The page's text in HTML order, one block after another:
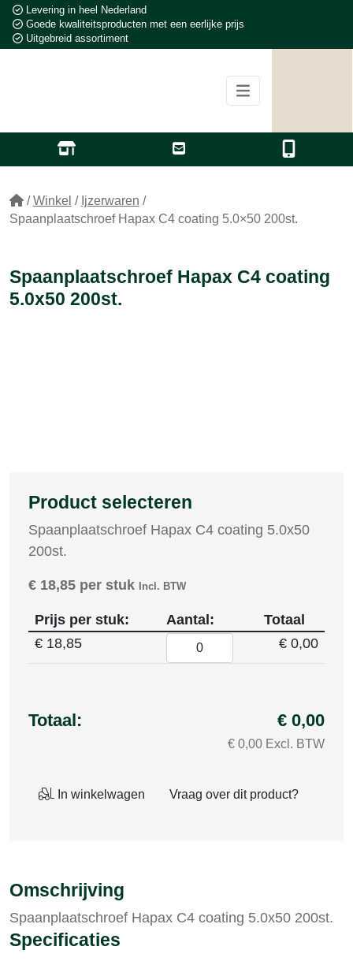
Levering in heel Nederland
Goede kwaliteitsproducten met een eerlijke prijs
Uitgebreid assortiment
/ Winkel / Ijzerwaren /
Spaanplaatschroef Hapax C4 coating 5.0×50 200st.
Spaanplaatschroef Hapax C4 coating
5.0x50 200st.
Product selecteren
Spaanplaatschroef Hapax C4 coating 5.0x50
200st.
€ 18,85 per stuk Incl. BTW
Prijs per stuk: Aantal:
Totaal
€ 18,85 € 0,00
Totaal: € 0,00
€ 0,00 Excl. BTW
In winkelwagen Vraag over dit product?
Omschrijving
Spaanplaatschroef Hapax C4 coating 5.0x50 200st.
Specificaties